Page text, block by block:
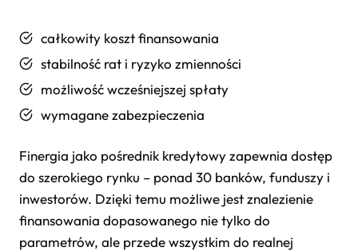
całkowity koszt finansowania
stabilność rat i ryzyko zmienności
możliwość wcześniejszej spłaty
wymagane zabezpieczenia
Finergia jako pośrednik kredytowy zapewnia dostęp
do szerokiego rynku – ponad 30 banków, funduszy i
inwestorów. Dzięki temu możliwe jest znalezienie
finansowania dopasowanego nie tylko do
parametrów, ale przede wszystkim do realnej